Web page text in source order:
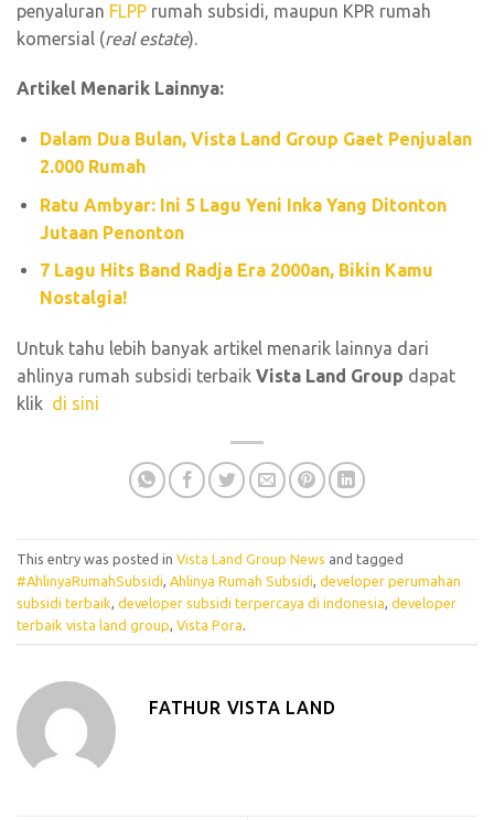
penyaluran FLPP rumah subsidi, maupun KPR rumah
komersial (real estate).
Artikel Menarik Lainnya:
Dalam Dua Bulan, Vista Land Group Gaet Penjualan
2.000 Rumah
Ratu Ambyar: Ini 5 Lagu Yeni Inka Yang Ditonton
Jutaan Penonton
7 Lagu Hits Band Radja Era 2000an, Bikin Kamu
Nostalgia!
Untuk tahu lebih banyak artikel menarik lainnya dari
ahlinya rumah subsidi terbaik Vista Land Group dapat
klik di sini
This entry was posted in Vista Land Group News and tagged
#AhlinyaRumahSubsidi Ahlinya Rumah Subsidi developer perumahan
subsidi terbaik developer subsidi terpercaya di indonesia developer
terbaik vista land group Vista Pora
FATHUR VISTA LAND